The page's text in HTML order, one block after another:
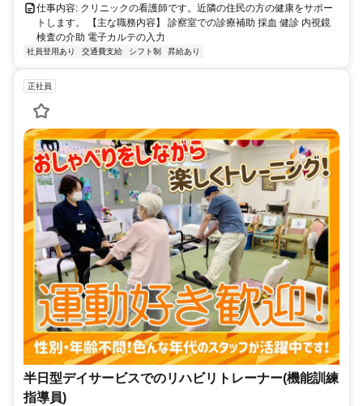
仕事内容: クリニックの看護師です。近隣の住民の方の健康をサポー
トします。 【主な職務内容】 診察室での診療補助 採血 健診 内視鏡
検査の介助 電子カルテの入力
社員登用あり 交通費支給 シフト制 昇給あり
正社員
半日型デイサービスでのリハビリトレーナー(機能訓練
指導員)